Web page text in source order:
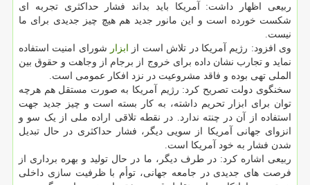
ربیعی اظهار داشت: آمریکا باید بداند فشار حداکثری تجربه ای
شکست خورده است و این مانور جدید هم هیچ چیز جدیدی برای ما
نیست.
وی افزود: رژیم آمریکا در تلاش است از ابزار شورای امنیت استفاده
نماید و تجارب نشان داده برای خروج از برجام از وجاهت و حقوق بین
الملی تهی بوده و فاقد مشروعیت در نزد افکار عمومی است.
سخنگوی دولت تصریح کرد: رژیم آمریکا به صورت مستقل هم هرچه
توان برای ابزار تحریم داشته، به کار بسته است و چیز جدید جهت
استفاده از آن در چنته ندارد. در نقطه تلاقی اراده ملی از یک سو و
انزوای جهانی آمریکا از سویی دیگر، فشار حداکثری در حال تبدیل
شدن فشار به خود آمریکا است.
ربیعی اشاره کرد: در طرف دیگر، ما در حال تولید و بهره برداری از
فرصت های جدیدی در جامعه جهانی، توأم با ظرفیت سازی داخلی